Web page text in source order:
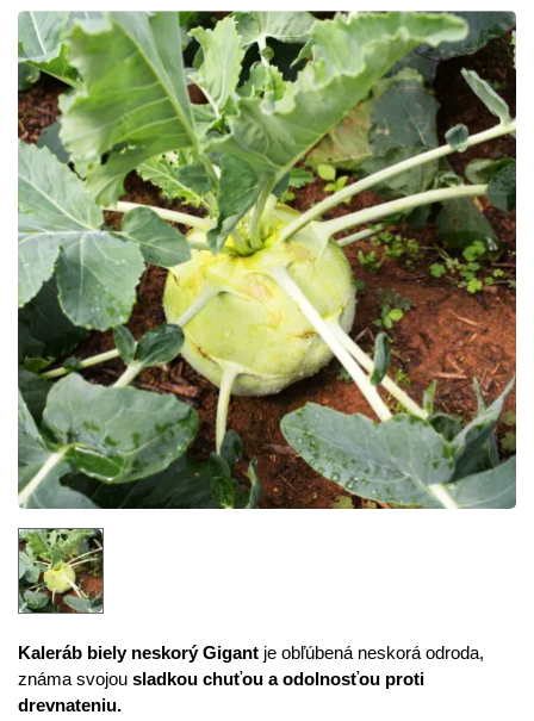
Kaleráb biely neskorý Gigant je obľúbená neskorá odroda,
známa svojou sladkou chuťou a odolnosťou proti
drevnateniu.